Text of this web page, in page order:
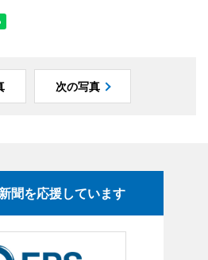
次の写真
聞を応援しています